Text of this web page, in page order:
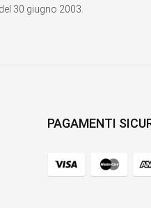
30 giugno 2003.
PAGAMENTI